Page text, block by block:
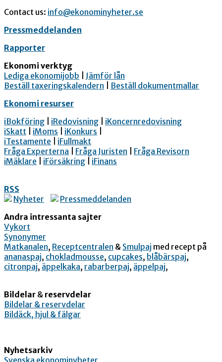
Contact us: info@ekonominyheter.se
Pressmeddelanden
Rapporter
Ekonomi verktyg
Lediga ekonomijobb
Jämför lån
Beställ taxeringskalendern
Beställ dokumentmallar
Ekonomi resurser
iBokföring
iRedovisning
iKoncernredovisning
iSkatt
iMoms iKonkurs
iTestamente
iFullmakt
Fråga Experterna
Fråga Juristen
Fråga Revisorn
iMäklare
iFörsäkring iFinans
RSS
Nyheter
Pressmeddelanden
Andra intressanta sajter
Vykort
Synonymer
Matkanalen, Receptcentralen & Smulpaj med recept på
ananaspaj, chokladmousse, cupcakes, blåbärspaj,
citronpaj, äppelkaka, rabarberpaj, äppelpaj,
Bildelar & reservdelar
Bildelar & reservdelar
Bildäck, hjul & fälgar
Nyhetsarkiv